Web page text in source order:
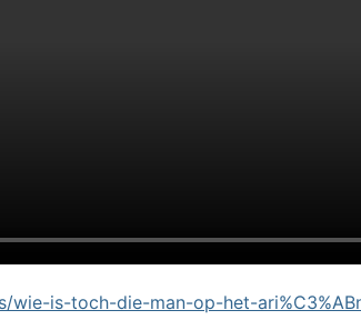
is-toch-die-man-op-het-